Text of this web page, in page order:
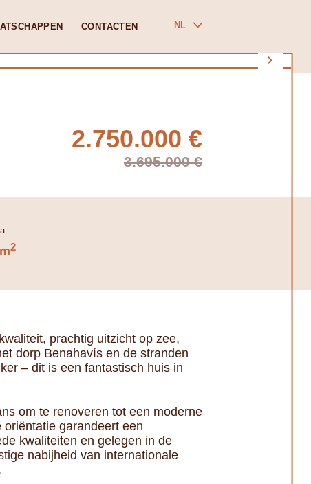
CONTACTEN NL
2.750.000 €
3.695.000 €
2
prachtig uitzicht op zee,
dorp Benahavís en de stranden
– dit is een fantastisch huis in
om te renoveren tot een moderne
garandeert een
kwaliteiten en gelegen in de
nabijheid van internationale